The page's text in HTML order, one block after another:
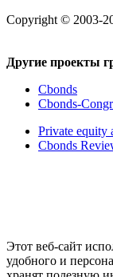
Copyright © 2003-
Другие проекты
Cbonds
Cbonds-
Private equity
Cbonds
Этот веб-сайт
удобного и